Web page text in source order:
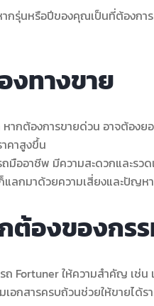
รุ่นหรือปีของคุณเป็นที่ต้องการ
งทางขาย
ากต้องการขายด่วน อาจต้องย
คาสูงขึ้น
มืออาชีพ มีความสะดวกและรวด
ลกมาด้วยความเสี่ยงและปัญห
ต้องของกร
Fortuner ให้ความสำคัญ เช่น
อกสารครบถ้วนช่วยให้ขายได้